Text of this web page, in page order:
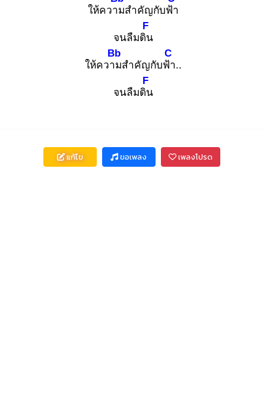
ให้ความสำคัญกับฟ้า
จนลืมดิน
F
ให้ความ
Bb
สำคัญกับฟ้า
C
..
จนลืมดิน
F
แก้ไข ขอเพลง เพลงโปรด